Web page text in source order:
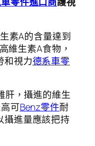
素A的含量達到
維生素A食物，
和視力德系車零
肝，攝進的維生
可Benz零件耐
攝進量應該把持